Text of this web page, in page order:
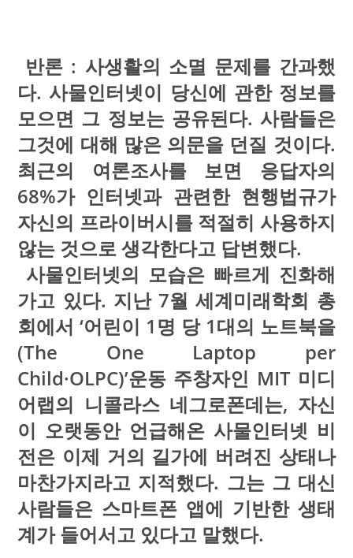
반론 : 사생활의 소멸 문제를 간과했
다. 사물인터넷이 당신에 관한 정보를
모으면 그 정보는 공유된다. 사람들은
그것에 대해 많은 의문을 던질 것이다.
최근의 여론조사를 보면 응답자의
68%가 인터넷과 관련한 현행법규가
자신의 프라이버시를 적절히 사용하지
않는 것으로 생각한다고 답변했다.
사물인터넷의 모습은 빠르게 진화해
가고 있다. 지난 7월 세계미래학회 총
회에서 ‘어린이 1명 당 1대의 노트북을
(The One Laptop per
Child·OLPC)’운동 주창자인 MIT 미디
어랩의 니콜라스 네그로폰데는, 자신
이 오랫동안 언급해온 사물인터넷 비
전은 이제 거의 길가에 버려진 상태나
마찬가지라고 지적했다. 그는 그 대신
사람들은 스마트폰 앱에 기반한 생태
계가 들어서고 있다고 말했다.